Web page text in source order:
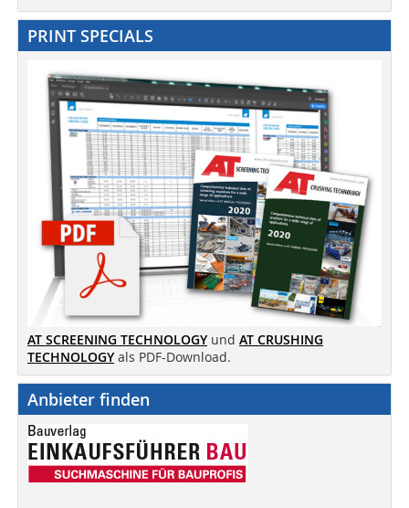
PRINT SPECIALS
AT SCREENING TECHNOLOGY und AT CRUSHING
TECHNOLOGY als PDF-Download.
Anbieter finden